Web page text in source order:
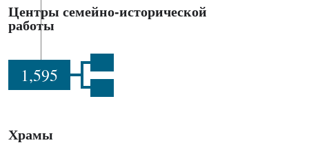
Центры семейно-исторической
работы
1,595
Храмы